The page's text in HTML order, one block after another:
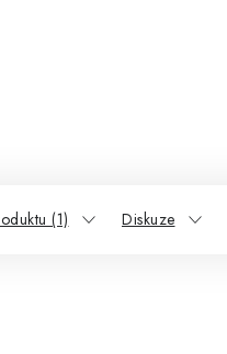
(1) Diskuze